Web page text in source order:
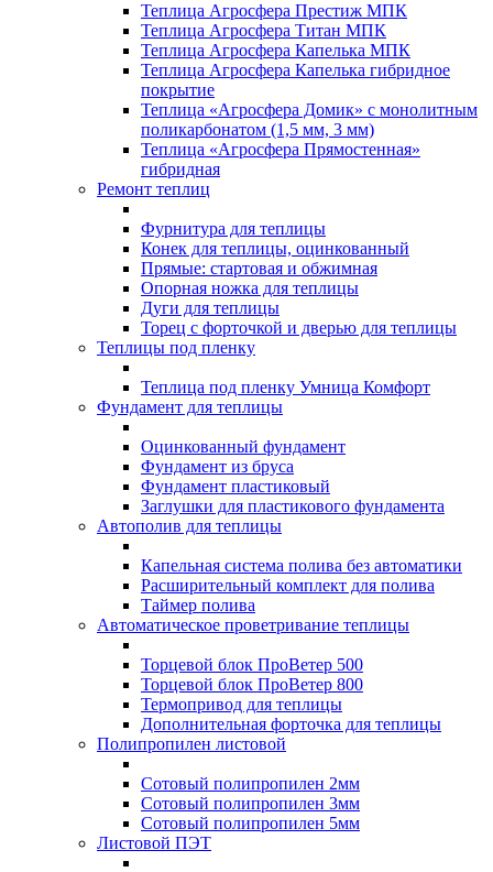
Теплица Агросфера Престиж МПК
Теплица Агросфера Титан МПК
Теплица Агросфера Капелька МПК
Теплица Агросфера Капелька гибридное
покрытие
Теплица «Агросфера Домик» с монолитным
поликарбонатом (1,5 мм, 3 мм)
Теплица «Агросфера Прямостенная»
гибридная
Ремонт теплиц
Фурнитура для теплицы
Конек для теплицы, оцинкованный
Прямые: стартовая и обжимная
Опорная ножка для теплицы
Дуги для теплицы
Торец с форточкой и дверью для теплицы
Теплицы под пленку
Теплица под пленку Умница Комфорт
Фундамент для теплицы
Оцинкованный фундамент
Фундамент из бруса
Фундамент пластиковый
Заглушки для пластикового фундамента
Автополив для теплицы
Капельная система полива без автоматики
Расширительный комплект для полива
Таймер полива
Автоматическое проветривание теплицы
Торцевой блок ПроВетер 500
Торцевой блок ПроВетер 800
Термопривод для теплицы
Дополнительная форточка для теплицы
Полипропилен листовой
Сотовый полипропилен 2мм
Сотовый полипропилен 3мм
Сотовый полипропилен 5мм
Листовой ПЭТ